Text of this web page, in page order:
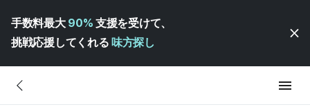
手数料最大 90% 支援を受けて、
挑戦応援してくれる 味方探し